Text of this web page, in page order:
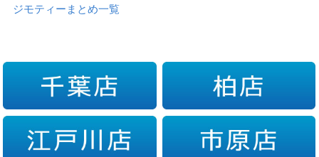
ジモティーまとめ一覧